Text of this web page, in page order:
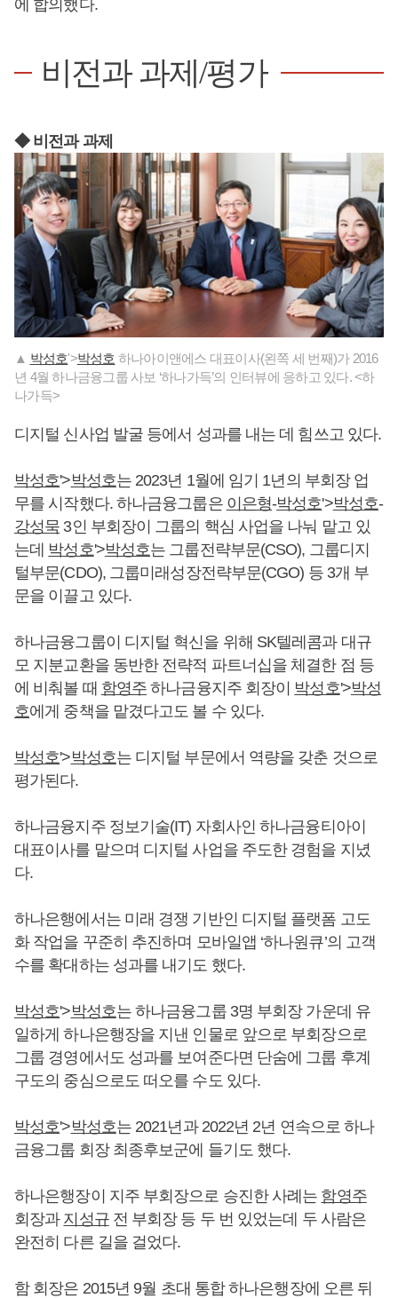
에 합의했다.
비전과 과제/평가
◆ 비전과 과제
▲ 박성호'>박성호 하나아이앤에스 대표이사(왼쪽 세 번째)가 2016
년 4월 하나금융그룹 사보 ‘하나가득’의 인터뷰에 응하고 있다. <하
나가득>
디지털 신사업 발굴 등에서 성과를 내는 데 힘쓰고 있다.
박성호'>박성호는 2023년 1월에 임기 1년의 부회장 업
무를 시작했다. 하나금융그룹은 이은형-박성호'>박성호-
강성묵 3인 부회장이 그룹의 핵심 사업을 나눠 맡고 있
는데 박성호'>박성호는 그룹전략부문(CSO), 그룹디지
털부문(CDO), 그룹미래성장전략부문(CGO) 등 3개 부
문을 이끌고 있다.
하나금융그룹이 디지털 혁신을 위해 SK텔레콤과 대규
모 지분교환을 동반한 전략적 파트너십을 체결한 점 등
에 비춰볼 때 함영주 하나금융지주 회장이 박성호'>박성
호에게 중책을 맡겼다고도 볼 수 있다.
박성호'>박성호는 디지털 부문에서 역량을 갖춘 것으로
평가된다.
하나금융지주 정보기술(IT) 자회사인 하나금융티아이
대표이사를 맡으며 디지털 사업을 주도한 경험을 지녔
다.
하나은행에서는 미래 경쟁 기반인 디지털 플랫폼 고도
화 작업을 꾸준히 추진하며 모바일앱 ‘하나원큐’의 고객
수를 확대하는 성과를 내기도 했다.
박성호'>박성호는 하나금융그룹 3명 부회장 가운데 유
일하게 하나은행장을 지낸 인물로 앞으로 부회장으로
그룹 경영에서도 성과를 보여준다면 단숨에 그룹 후계
구도의 중심으로도 떠오를 수도 있다.
박성호'>박성호는 2021년과 2022년 2년 연속으로 하나
금융그룹 회장 최종후보군에 들기도 했다.
하나은행장이 지주 부회장으로 승진한 사례는 함영주
회장과 지성규전 부회장 등 두 번 있었는데 두 사람은
완전히 다른 길을 걸었다.
함 회장은 2015년 9월 초대 통합 하나은행장에 오른 뒤